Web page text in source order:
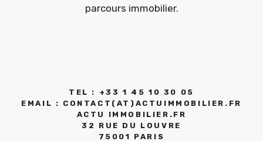
parcours immobilier.
TEL : +33 1 45 10 30 05
EMAIL : CONTACT(AT)ACTUIMMOBILIER.FR
ACTU IMMOBILIER.FR
32 RUE DU LOUVRE
75001 PARIS